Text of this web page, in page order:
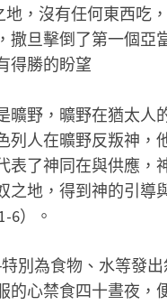
地，沒有任何東西吃
撒旦擊倒了第一個亞
得勝的盼望
曠野，曠野在猶太人
列人在曠野反叛神，
表了神同在與供應，
之地，得到神的引導
6）。
別為食物、水等發
的心禁食四十晝夜